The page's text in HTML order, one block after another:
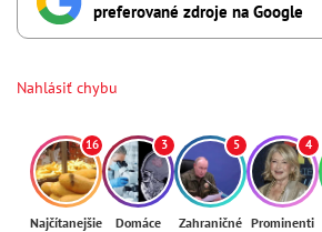
preferované zdroje na Google
Nahlásiť chybu
16
Najčítanejšie
3
Domáce
5
Zahraničné
4
Prominenti